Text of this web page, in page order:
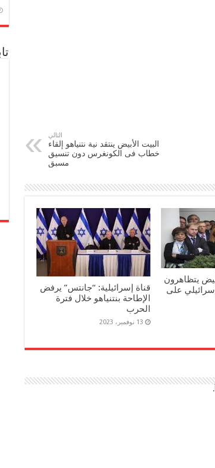
التالي
البيت الأبيض ينتقد نية نتنياهو إلقاء
خطاب فى الكونغرس دون تنسيق
مسبق
يتظاهرون
على
قناة إسرائيلية: “جانتس” يرفض
الإطاحة بنتنياهو خلال فترة
الحرب
13 نوفمبر، 2023